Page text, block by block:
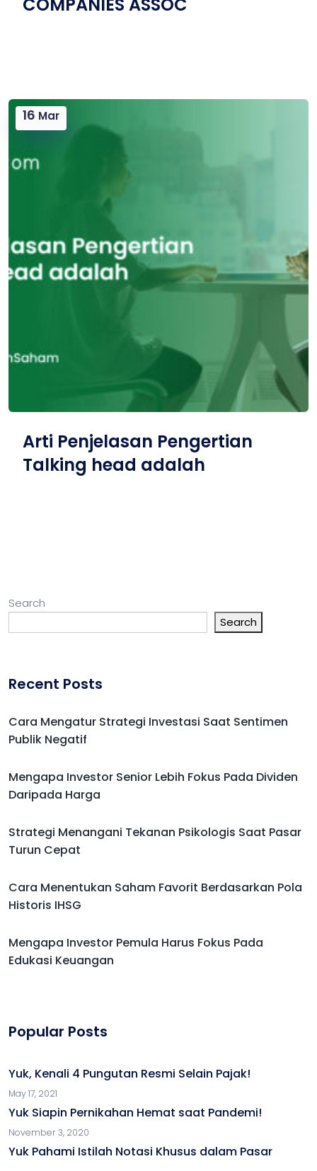
16 Mar
Arti Penjelasan Pengertian
Talking head adalah
Search
Search
Recent Posts
Cara Mengatur Strategi Investasi Saat Sentimen
Publik Negatif
Mengapa Investor Senior Lebih Fokus Pada Dividen
Daripada Harga
Strategi Menangani Tekanan Psikologis Saat Pasar
Turun Cepat
Cara Menentukan Saham Favorit Berdasarkan Pola
Historis IHSG
Mengapa Investor Pemula Harus Fokus Pada
Edukasi Keuangan
Popular Posts
Yuk, Kenali 4 Pungutan Resmi Selain Pajak!
May 17, 2021
Yuk Siapin Pernikahan Hemat saat Pandemi!
November 3, 2020
Yuk Pahami Istilah Notasi Khusus dalam Pasar